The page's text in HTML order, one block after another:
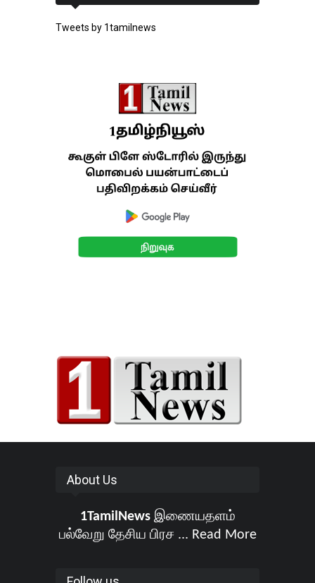
Tweets by 1tamilnews
About Us
1TamilNewsஇணையதளம்
பல்வேறு தேசிய பிரச ... Read More